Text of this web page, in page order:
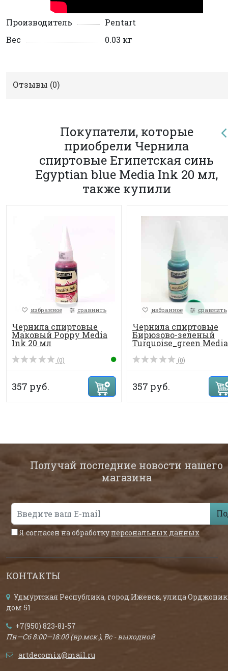
Производитель
Pentart
Вес
0.03 кг
Отзывы (0)
Покупатели, которые
приобрели Чернила
спиртовые Египетская синь
Egyptian blue Media Ink 20 мл,
также купили
избранное сравнить
Чернила спиртовые
Маковый Poppy Media
Ink 20 мл
(0)
357 руб.
избранное сравнить
Чернила спиртовые
Бирюзово-зеленый
Turquoise_green
(0)
357 руб.
Получай последние новости нашего
магазина
Я согласен на обработку персональных данных
КОНТАКТЫ
Удмуртская Республика, город Ижевск, улица
дом 51
+7(950) 823-81-57
Пн—Сб 8:00—18:00 (вр.мск.), Вс - выходной
artdecomix@mail.ru